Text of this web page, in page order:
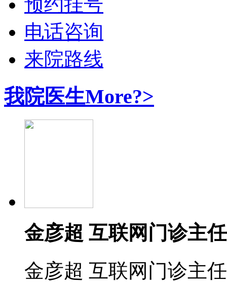
电话咨询
来院路线
我院医生More?>
金彦超 互联网门诊主任
金彦超 互联网门诊主